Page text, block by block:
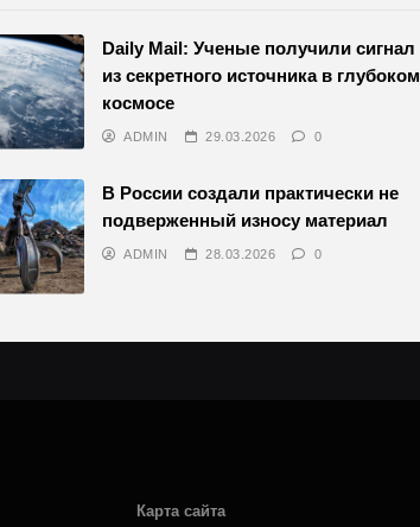
Daily Mail: Ученые получили сигнал
из секретного источника в глубоком
космосе
ADMIN 29.03.2026 0
В России создали практически не
подверженный износу материал
ADMIN 28.03.2026 0
Карта сайта